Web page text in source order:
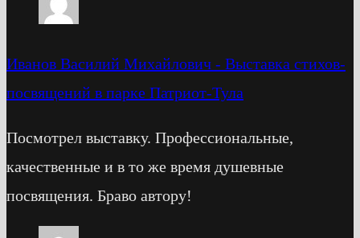
Иванов Василий Михайлович - Выставка стихов-
посвящений в парке Патриот-Тула
Посмотрел выставку. Профессиональные,
качественные и в то же время душевные
посвящения. Браво автору!